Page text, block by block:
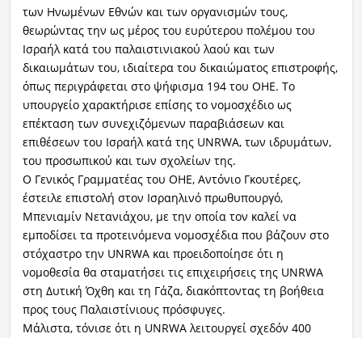
των Ηνωμένων Εθνών και των οργανισμών τους,
θεωρώντας την ως μέρος του ευρύτερου πολέμου του
Ισραήλ κατά του παλαιστινιακού λαού και των
δικαιωμάτων του, ιδιαίτερα του δικαιώματος επιστροφής,
όπως περιγράφεται στο ψήφισμα 194 του ΟΗΕ. Το
υπουργείο χαρακτήρισε επίσης το νομοσχέδιο ως
επέκταση των συνεχιζόμενων παραβιάσεων και
επιθέσεων του Ισραήλ κατά της UNRWA, των ιδρυμάτων,
του προσωπικού και των σχολείων της.
Ο Γενικός Γραμματέας του ΟΗΕ, Αντόνιο Γκουτέρες,
έστειλε επιστολή στον Ισραηλινό πρωθυπουργό,
Μπενιαμίν Νετανιάχου, με την οποία τον καλεί να
εμποδίσει τα προτεινόμενα νομοσχέδια που βάζουν στο
στόχαστρο την UNRWA και προειδοποίησε ότι η
νομοθεσία θα σταματήσει τις επιχειρήσεις της UNRWA
στη Δυτική Όχθη και τη Γάζα, διακόπτοντας τη βοήθεια
προς τους Παλαιστίνιους πρόσφυγες.
Μάλιστα, τόνισε ότι η UNRWA λειτουργεί σχεδόν 400